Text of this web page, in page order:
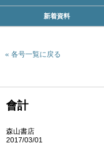
新着資料
各号一覧に戻る
會計
森山書店
2017/03/01